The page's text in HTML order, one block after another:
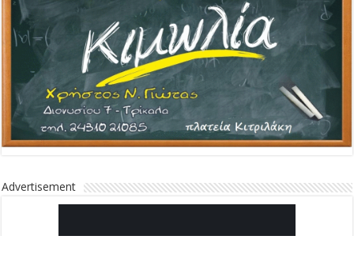
Advertisement